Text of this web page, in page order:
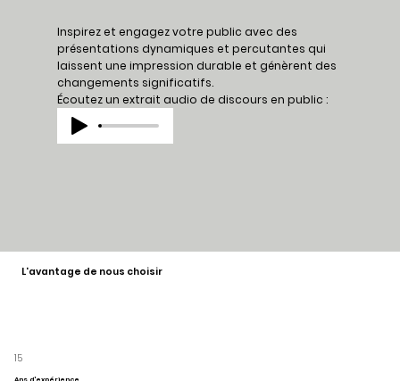
Inspirez et engagez votre public avec des
présentations dynamiques et percutantes qui
laissent une impression durable et génèrent des
changements significatifs.
Écoutez un extrait audio de discours en public :
L'avantage de nous choisir
15